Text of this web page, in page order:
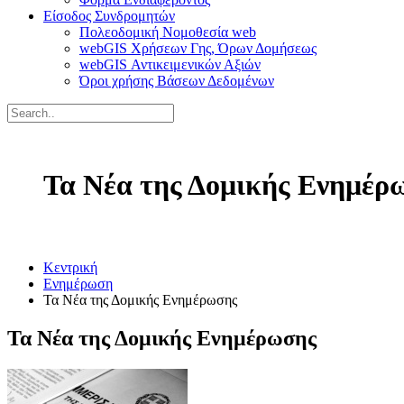
Είσοδος Συνδρομητών
Πολεοδομική Νομοθεσία web
webGIS Χρήσεων Γης, Όρων Δομήσεως
webGIS Αντικειμενικών Αξιών
Όροι χρήσης Βάσεων Δεδομένων
Τα Νέα της Δομικής
Κεντρική
Ενημέρωση
Τα Νέα της Δομικής Ενημέρωσης
Τα Νέα της Δομικής Ενημέρωσης